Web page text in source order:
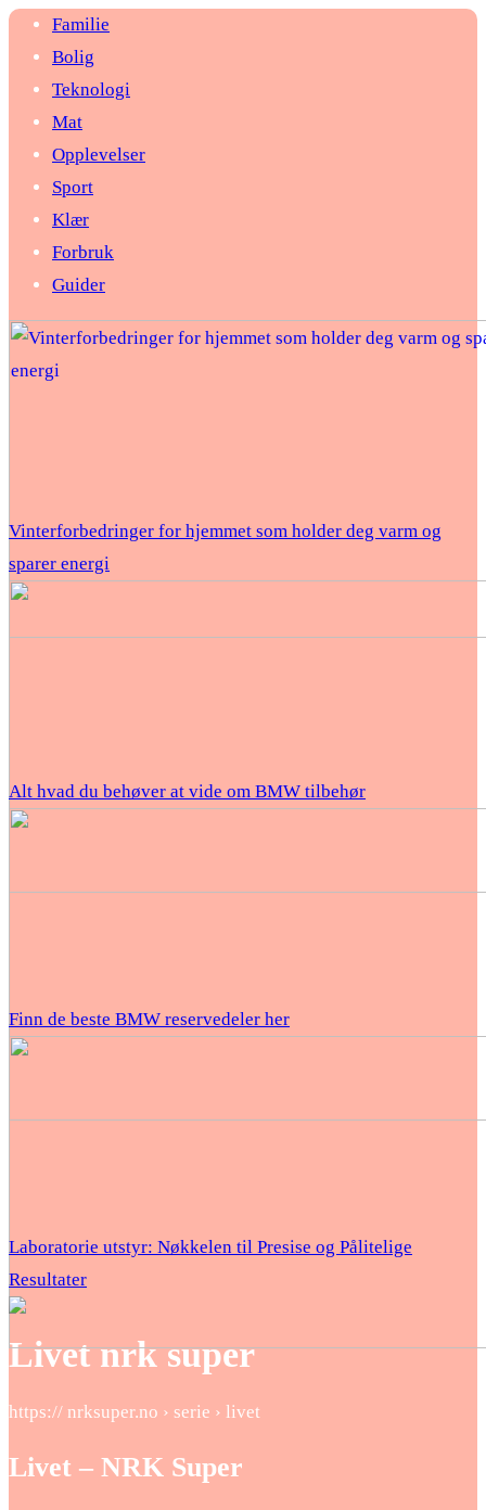
Familie
Bolig
Teknologi
Mat
Opplevelser
Sport
Klær
Forbruk
Guider
Vinterforbedringer for hjemmet som holder deg varm og
sparer energi
Alt hvad du behøver at vide om BMW tilbehør
Finn de beste BMW reservedeler her
Laboratorie utstyr: Nøkkelen til Presise og Pålitelige
Resultater
Livet nrk super
https:// nrksuper.no › serie › livet
Livet – NRK Super